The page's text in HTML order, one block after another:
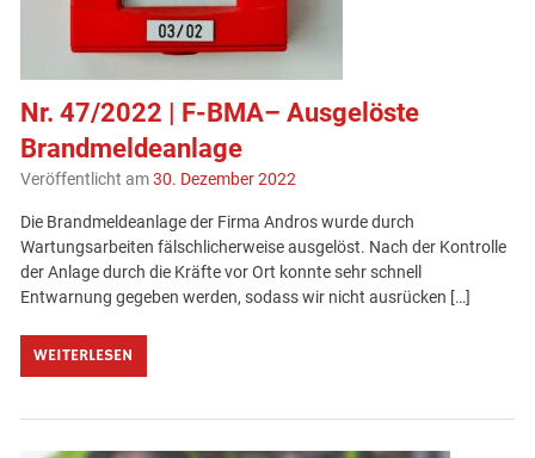
Nr. 47/2022 | F-BMA– Ausgelöste
Brandmeldeanlage
Veröffentlicht am30. Dezember 2022
Die Brandmeldeanlage der Firma Andros wurde durch
Wartungsarbeiten fälschlicherweise ausgelöst. Nach der Kontrolle
der Anlage durch die Kräfte vor Ort konnte sehr schnell
Entwarnung gegeben werden, sodass wir nicht ausrücken […]
WEITERLESEN